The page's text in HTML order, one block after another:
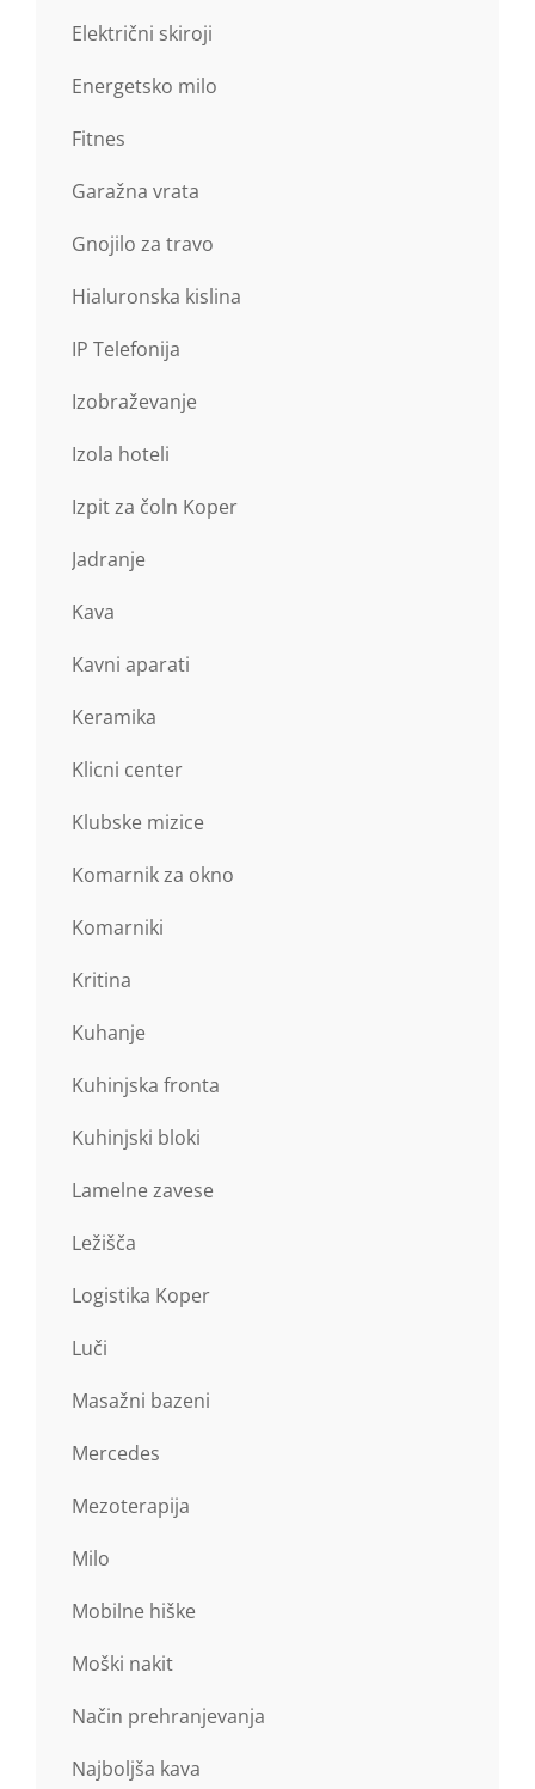
Električni skiroji
Energetsko milo
Fitnes
Garažna vrata
Gnojilo za travo
Hialuronska kislina
IP Telefonija
Izobraževanje
Izola hoteli
Izpit za čoln Koper
Jadranje
Kava
Kavni aparati
Keramika
Klicni center
Klubske mizice
Komarnik za okno
Komarniki
Kritina
Kuhanje
Kuhinjska fronta
Kuhinjski bloki
Lamelne zavese
Ležišča
Logistika Koper
Luči
Masažni bazeni
Mercedes
Mezoterapija
Milo
Mobilne hiške
Moški nakit
Način prehranjevanja
Najboljša kava